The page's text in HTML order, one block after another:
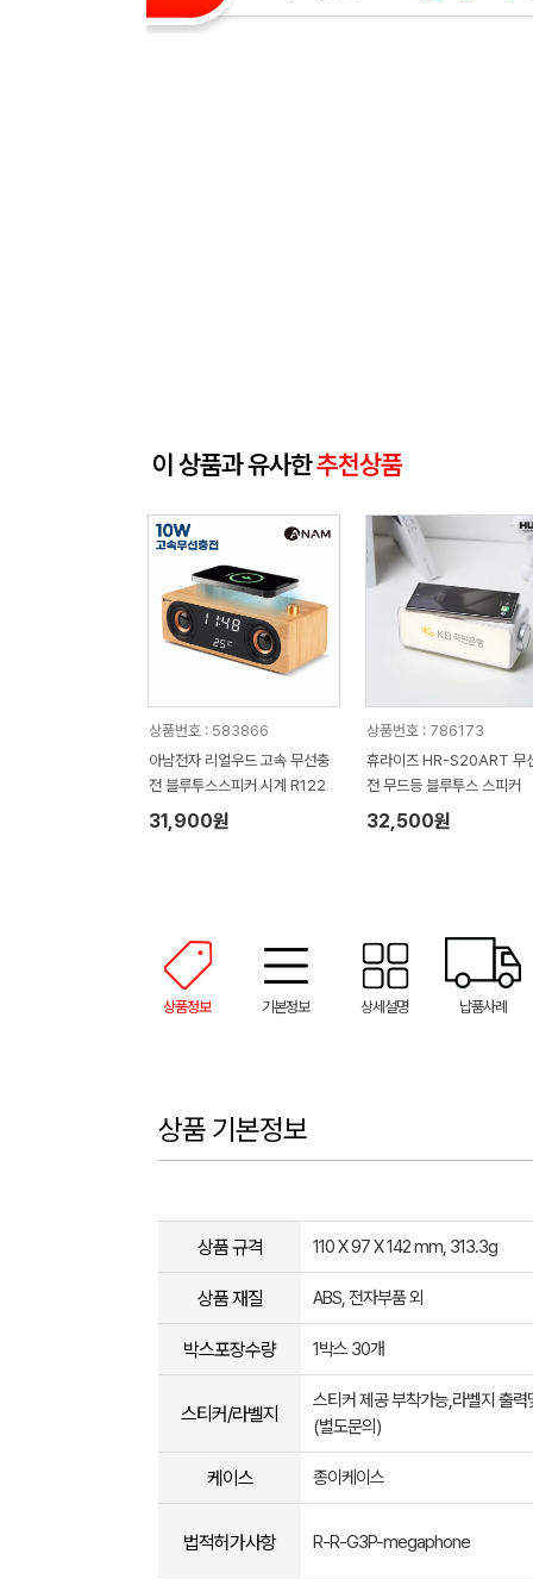
이 상품과 유사한추천상품
상품번호 : 583866
아남전자 리얼우드 고속 무선충
전 블루투스스피커 시계 R122
31,900원
상품번호 : 786173
휴라이즈 HR-S20ART 무
전 무드등 블루투스 스피커
32,500원
상품정보 기본정보 상세설명 납품사례
상품 기본정보
상품 규격 110 X 97 X 142 mm, 313.3g
상품 재질 ABS, 전자부품 외
박스포장수량 1박스 30개
스티커/라벨지
스티커 제공 부착가능,라벨지 출력
(별도문의)
케이스 종이케이스
법적허가사항 R-R-G3P-megaphone